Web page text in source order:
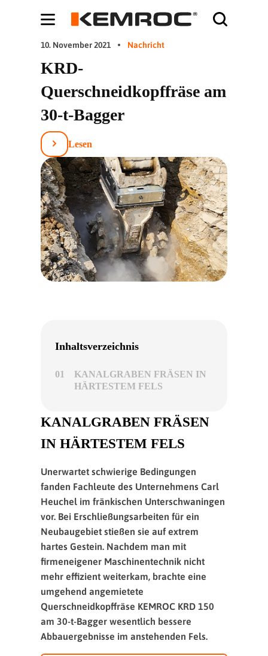
10. November 2021 Nachricht
KRD-
Querschneidkopffräse am
30-t-Bagger
Lesen
KANALGRABEN FRÄSEN
IN HÄRTESTEM FELS
Unerwartet schwierige Bedingungen
fanden Fachleute des Unternehmens Carl
Heuchel im fränkischen Unterschwaningen
vor. Bei Erschließungsarbeiten für ein
Neubaugebiet stießen sie auf extrem
hartes Gestein. Nachdem man mit
firmeneigener Maschinentechnik nicht
mehr effizient weiterkam, brachte eine
umgehend angemietete
Querschneidkopffräse KEMROC KRD 150
am 30-t-Bagger wesentlich bessere
Abbauergebnisse im anstehenden Fels.
Inhaltsverzeichnis
01
KANALGRABEN FRÄSEN IN
HÄRTESTEM FELS